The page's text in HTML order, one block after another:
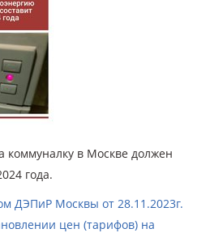
коммуналку в Москве должен
года.
ДЭПиР Москвы от 28.11.2023г.
цен (тарифов) на